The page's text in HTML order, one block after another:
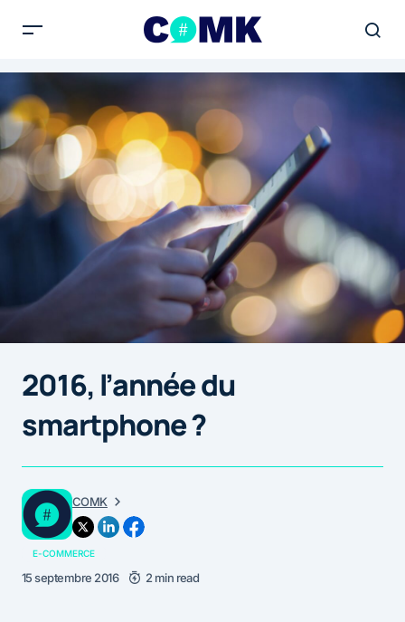
2016, l’année du
smartphone ?
COMK
E-COMMERCE
15 septembre 2016 2 min read